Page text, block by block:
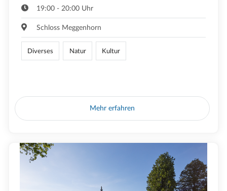
19:00 - 20:00 Uhr
Schloss Meggenhorn
Diverses Natur Kultur
Mehr erfahren